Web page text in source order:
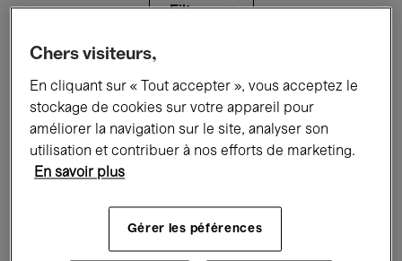
Filtres
Expositions Films Performances
Rencontres & Débats Jazz
Musique électronique
Chers visiteurs,
En cliquant sur « Tout accepter », vous acceptez le
stockage de cookies sur votre appareil pour
améliorer la navigation sur le site, analyser son
utilisation et contribuer à nos efforts de marketing.
En savoir plus
Gérer les péférences